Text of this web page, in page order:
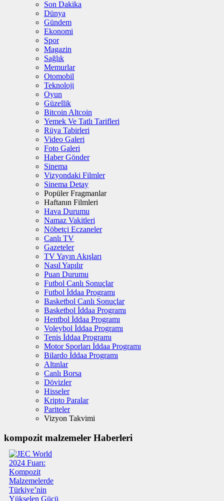
Son Dakika
Dünya
Gündem
Ekonomi
Spor
Magazin
Sağlık
Memurlar
Otomobil
Teknoloji
Oyun
Güzellik
Bitcoin Altcoin
Yemek Ve Tatlı Tarifleri
Rüya Tabirleri
Video Galeri
Foto Galeri
Haber Gönder
Sinema
Vizyondaki Filmler
Sinema Detay
Popüler Fragmanlar
Haftanın Filmleri
Hava Durumu
Namaz Vakitleri
Nöbetçi Eczaneler
Canlı TV
Gazeteler
TV Yayın Akışları
Nasıl Yapılır
Puan Durumu
Futbol Canlı Sonuçlar
Futbol İddaa Programı
Basketbol Canlı Sonuçlar
Basketbol İddaa Programı
Hentbol İddaa Programı
Voleybol İddaa Programı
Tenis İddaa Programı
Motor Sporları İddaa Programı
Bilardo İddaa Programı
Altınlar
Canlı Borsa
Dövizler
Hisseler
Kripto Paralar
Pariteler
Vizyon Takvimi
kompozit malzemeler Haberleri